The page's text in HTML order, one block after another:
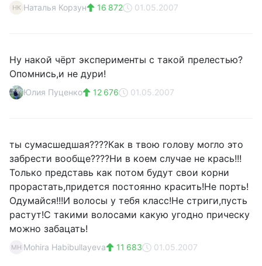
НК Наталья Корзун 16 872 01.05.2007
Ну накой чёрт эксперименты с такой прелестью?
Опомнись,и не дури!
Юлия Пуценко 12 676 01.05.2007
ты сумасшедшая????Как в твою голову могло это
забрести вообще????Ни в коем случае не крась!!!
Только представь как потом будут свои корни
прорастать,придется постоянно красить!Не порть!
Одумайся!!!И волосы у тебя класс!Не стриги,пусть
растут!С такими волосами какую угодно прическу
можно забацать!
MH Mohira Habibullayeva 11 683 01.05.2007